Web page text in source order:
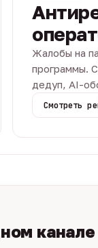
Жалобы на
программы.
дедуп, AI-
Смотреть
канале